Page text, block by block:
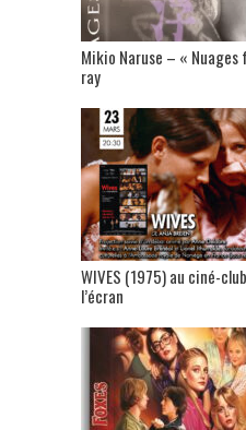
Mikio Naruse – «
ray
WIVES (1975) au ciné-
l’écran